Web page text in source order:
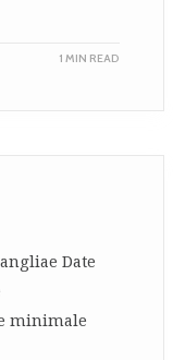
1 MIN READ
Date
minimale